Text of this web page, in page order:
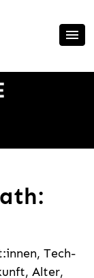
Tech-
Alter,